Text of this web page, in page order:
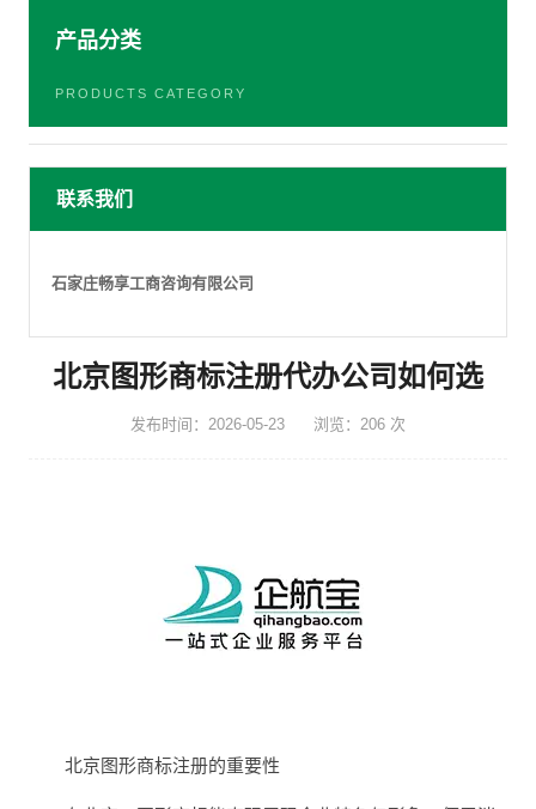
产品分类
PRODUCTS CATEGORY
联系我们
石家庄畅享工商咨询有限公司
北京图形商标注册代办公司如何选
发布时间：2026-05-23 浏览：206 次
北京图形商标注册的重要性